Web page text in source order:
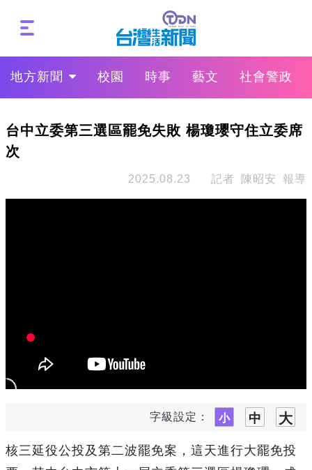
地方新聞 校園 時事 藝文 社會警政
台中立委第三選區罷免失敗 楊瓊瓔守住立委席
次
2025.08.23 記者 陳昭安 報導
字級設定：
核三延役公投及第二波罷免案，這天進行大罷免投